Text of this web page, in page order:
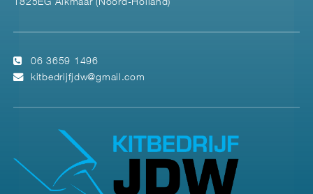
1825EG Alkmaar (Noord-Holland)
06 3659 1496
kitbedrijfjdw@gmail.com